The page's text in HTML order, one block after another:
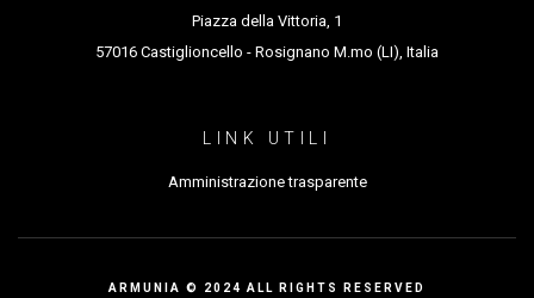
Piazza della Vittoria, 1
57016 Castiglioncello - Rosignano M.mo (LI), Italia
LINK UTILI
Amministrazione trasparente
ARMUNIA © 2024 ALL RIGHTS RESERVED